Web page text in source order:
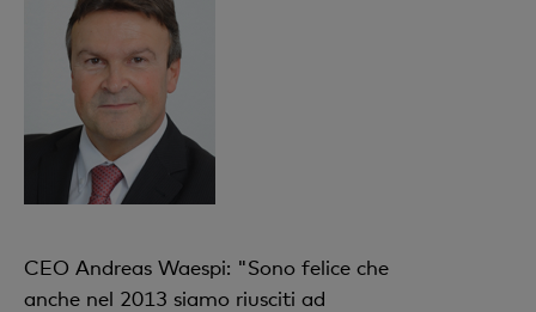
CEO Andreas Waespi: "Sono felice che
anche nel 2013 siamo riusciti ad